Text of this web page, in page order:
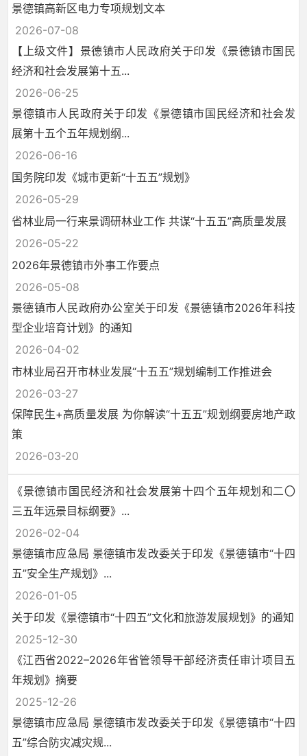
景德镇高新区电力专项规划文本
2026-07-08
【上级文件】景德镇市人民政府关于印发《景德镇市国民
经济和社会发展第十五...
2026-06-25
景德镇市人民政府关于印发《景德镇市国民经济和社会发
展第十五个五年规划纲...
2026-06-16
国务院印发《城市更新“十五五”规划》
2026-05-29
省林业局一行来景调研林业工作 共谋“十五五”高质量发展
2026-05-22
2026年景德镇市外事工作要点
2026-05-08
景德镇市人民政府办公室关于印发《景德镇市2026年科技
型企业培育计划》的通知
2026-04-02
市林业局召开市林业发展“十五五”规划编制工作推进会
2026-03-27
保障民生+高质量发展 为你解读“十五五”规划纲要房地产政
策
2026-03-20
《景德镇市国民经济和社会发展第十四个五年规划和二〇
三五年远景目标纲要》...
2026-02-04
景德镇市应急局 景德镇市发改委关于印发《景德镇市“十四
五”安全生产规划》...
2026-01-05
关于印发《景德镇市“十四五”文化和旅游发展规划》的通知
2025-12-30
《江西省2022–2026年省管领导干部经济责任审计项目五
年规划》摘要
2025-12-26
景德镇市应急局 景德镇市发改委关于印发《景德镇市“十四
五”综合防灾减灾规...